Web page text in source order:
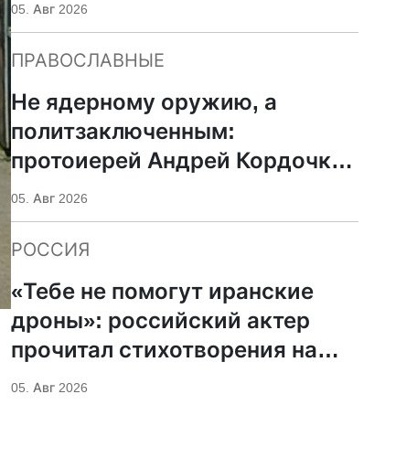
05. Авг 2026
ПРАВОСЛАВНЫЕ
Не ядерному оружию, а
политзаключенным:
протоиерей Андрей Кордочкин
предложил иное
покровительство для
Серафима Саровского
05. Авг 2026
РОССИЯ
«Тебе не помогут иранские
дроны»: российский актер
прочитал стихотворения на
фоне храмов РПЦ
05. Авг 2026